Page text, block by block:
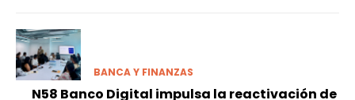
BANCA Y FINANZAS
N58 Banco Digital impulsa la reactivación de